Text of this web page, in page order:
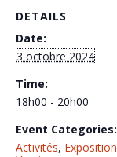
DETAILS
Date:
3 octobre 2024
Time:
18h00 - 20h00
Event Categories:
Activités, Exposition